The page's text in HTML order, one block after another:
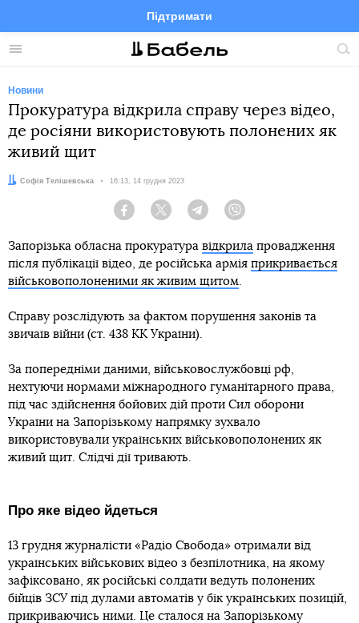
Меню
Підтримати
FacebookTelegramTwitter
Новини
Прокуратура відкрила справу через відео,
де росіяни використовують полонених як
живий щит
Автор:
Софія Телішевська Дата:
16:13, 14 грудня 2023
Facebook Twitter Telegram
Запорізька обласна прокуратура відкрила провадження
після публікації відео, де російська армія прикривається
військовополоненими як живим щитом.
Справу розслідують за фактом порушення законів та
звичаїв війни (ст. 438 КК України).
За попередніми даними, військовослужбовці рф,
нехтуючи нормами міжнародного гуманітарного права,
під час здійснення бойових дій проти Сил оборони
України на Запорізькому напрямку зухвало
використовували українських військовополонених як
живий щит. Слідчі дії тривають.
Про яке відео йдеться
13 грудня журналісти «Радіо Свобода» отримали від
українських військових відео з безпілотника, на якому
зафіксовано, як російські солдати ведуть полонених
бійців ЗСУ під дулами автоматів у бік українських позицій,
прикриваючись ними. Це сталося на Запорізькому